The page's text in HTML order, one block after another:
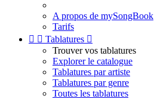
A propos de mySongBook
Tarifs
  Tablatures 
Trouver vos tablatures
Explorer le catalogue
Tablatures par artiste
Tablatures par genre
Toutes les tablatures